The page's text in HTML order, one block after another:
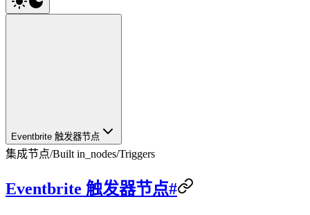
Eventbrite 触发器节点
集成节点/Built in_nodes/Triggers
Eventbrite 触发器节点#